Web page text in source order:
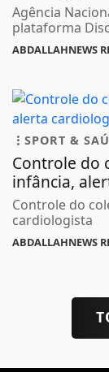
Agência
plataforma
ABDALLAHNEWS
SPORT &
Controle do
infância,
Controle do
cardiologista
ABDALLAHNEWS